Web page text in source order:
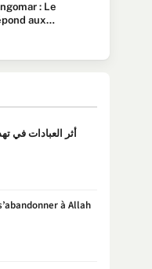
: Le
aux
le partage des
أثر العبادات في
à Allah